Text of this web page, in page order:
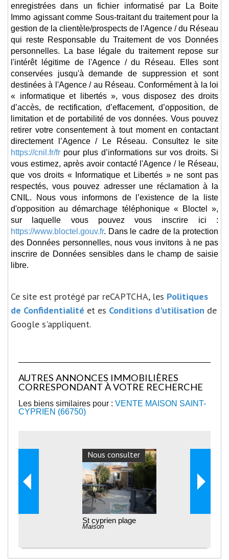
enregistrées dans un fichier informatisé par La Boite
Immo agissant comme Sous-traitant du traitement pour la
gestion de la clientèle/prospects de l'Agence / du Réseau
qui reste Responsable du Traitement de vos Données
personnelles. La base légale du traitement repose sur
l'intérêt légitime de l'Agence / du Réseau. Elles sont
conservées jusqu'à demande de suppression et sont
destinées à l'Agence / au Réseau. Conformément à la loi
« informatique et libertés », vous disposez des droits
d’accès, de rectification, d’effacement, d’opposition, de
limitation et de portabilité de vos données. Vous pouvez
retirer votre consentement à tout moment en contactant
directement l’Agence / Le Réseau. Consultez le site
https://cnil.fr/fr pour plus d’informations sur vos droits. Si
vous estimez, après avoir contacté l'Agence / le Réseau,
que vos droits « Informatique et Libertés » ne sont pas
respectés, vous pouvez adresser une réclamation à la
CNIL. Nous vous informons de l’existence de la liste
d'opposition au démarchage téléphonique « Bloctel »,
sur laquelle vous pouvez vous inscrire ici :
https://www.bloctel.gouv.fr. Dans le cadre de la protection
des Données personnelles, nous vous invitons à ne pas
inscrire de Données sensibles dans le champ de saisie
libre.
Ce site est protégé par reCAPTCHA, les Politiques
de Confidentialité et es Conditions d'utilisation de
Google s'appliquent.
AUTRES ANNONCES IMMOBILIÈRES
CORRESPONDANT À VOTRE RECHERCHE
Les biens similaires pour : VENTE MAISON SAINT-
CYPRIEN (66750)
Nous consulter
St cyprien plage
Maison